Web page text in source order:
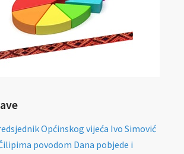
Općinskog vijeća Ivo Simović
povodom Dana pobjede i